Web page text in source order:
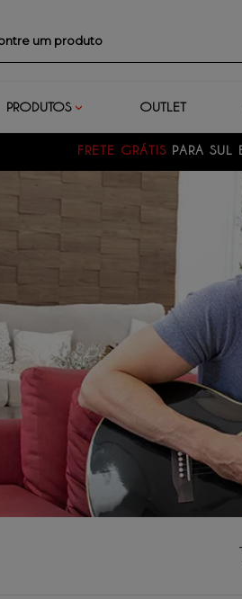
PRODUTOS OUTLET
FRETE GRÁTISPARA SUL E SUDESTE